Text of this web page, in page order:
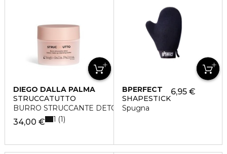
DIEGO DALLA PALMA
STRUCCATUTTO
BURRO STRUCCANTE DETOX
34,00 € 1 1
BPERFECT
SHAPESTICK
Spugna
6,95 €